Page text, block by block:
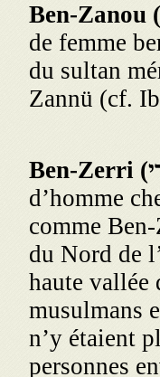
Ben-Zanou (
de femme
du sultan
Zannü (cf.
Ben-Zerri (
d’homme
comme
du Nord de
haute vallée
musulmans
n’y étaient
personnes